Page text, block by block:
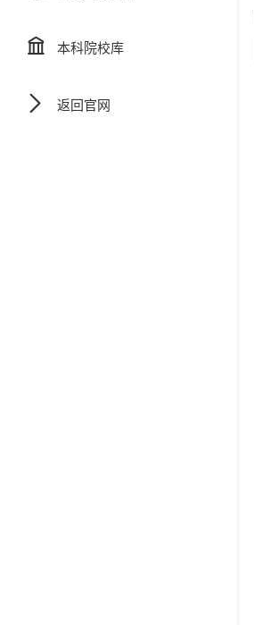
本科院校库
返回官网